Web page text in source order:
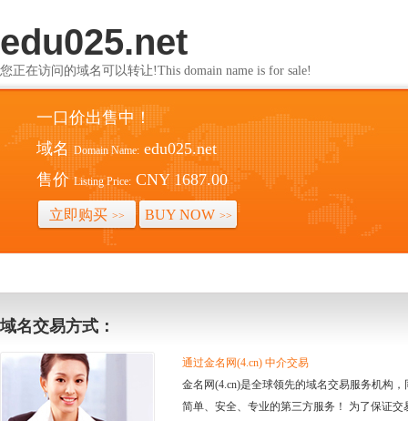
edu025.net
您正在访问的域名可以转让!This domain name is for sale!
一口价出售中！
域名 Domain Name: edu025.net
售价 Listing Price: CNY 1687.00
立即购买 >> BUY NOW >>
域名交易方式：
通过金名网(4.cn) 中介交易
金名网(4.cn)是全球领先的域名交易服务机构
简单、安全、专业的第三方服务！ 为了保证